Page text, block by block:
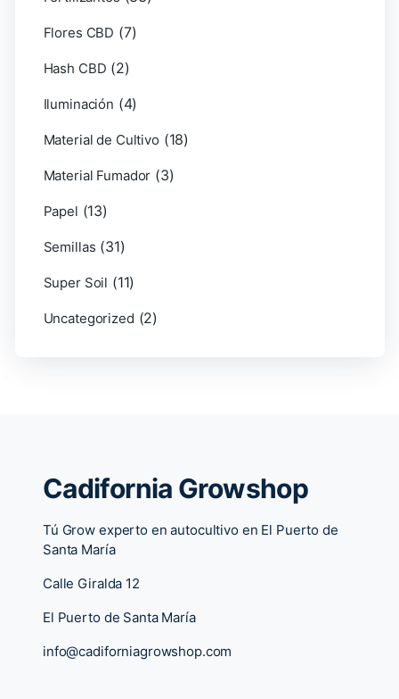
Flores CBD (7)
Hash CBD (2)
Iluminación (4)
Material de Cultivo (18)
Material Fumador (3)
Papel (13)
Semillas (31)
Super Soil (11)
Uncategorized (2)
Cadifornia Growshop
Tú Grow experto en autocultivo en El Puerto de
Santa María
Calle Giralda 12
El Puerto de Santa María
info@cadiforniagrowshop.com